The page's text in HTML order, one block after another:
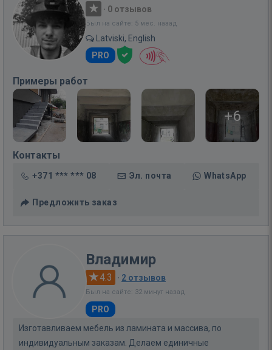
· 0 отзывов
Был на сайте: 5 мес. назад
Latviski, English
PRO
Примеры работ
+6
Контакты
+371 *** *** 08 Эл. почта WhatsApp
Предложить заказ
Владимир
4.3 · 2 отзывов
Был на сайте: 32 минут назад
PRO
Изготавливаем мебель из ламината и массива, по
индивидуальным заказам. Делаем единичные